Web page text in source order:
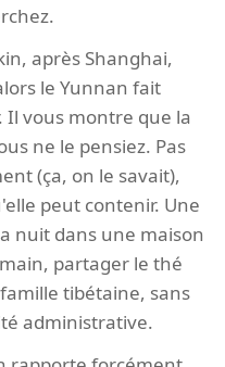
après Shanghai,
le Yunnan fait
Il vous montre que la
ne le pensiez. Pas
(ça, on le savait),
peut contenir. Une
nuit dans une maison
partager le thé
tibétaine, sans
administrative.